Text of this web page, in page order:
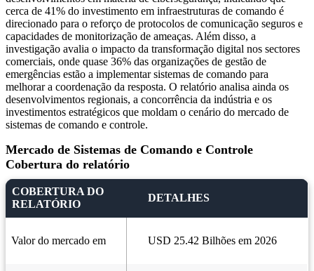
cerca de 41% do investimento em infraestruturas de comando é
direcionado para o reforço de protocolos de comunicação seguros e
capacidades de monitorização de ameaças. Além disso, a
investigação avalia o impacto da transformação digital nos sectores
comerciais, onde quase 36% das organizações de gestão de
emergências estão a implementar sistemas de comando para
melhorar a coordenação da resposta. O relatório analisa ainda os
desenvolvimentos regionais, a concorrência da indústria e os
investimentos estratégicos que moldam o cenário do mercado de
sistemas de comando e controle.
Mercado de Sistemas de Comando e Controle
Cobertura do relatório
COBERTURA DO
RELATÓRIO
DETALHES
Valor do mercado em USD 25.42 Bilhões em 2026